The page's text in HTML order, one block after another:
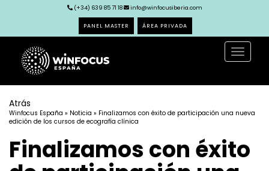
(+34) 639 85 71 18 info@winfocusiberia.com
PANEL MASTER ÁREA PRIVADA
Toggle
Atrás
Winfocus España » Noticia » Finalizamos con éxito de participación una nueva
edición de los cursos de ecografía clínica
Finalizamos con éxito